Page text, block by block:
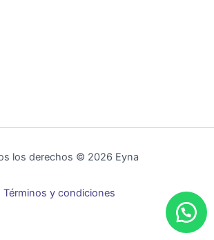
los derechos © 2026 Eyna
Términos y condiciones